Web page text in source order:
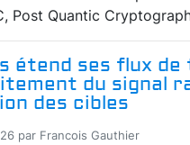
Post Quantic
étend ses flux de
du signal
des cibles
par Francois Gauthier